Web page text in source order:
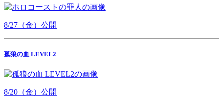
8/27（金）公開
孤狼の血 LEVEL2
8/20（金）公開